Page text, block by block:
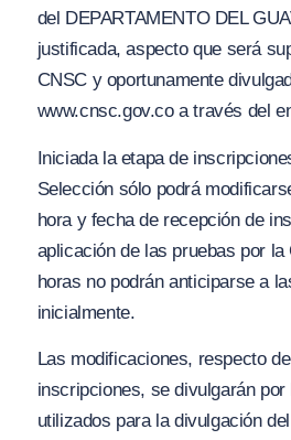
del DEPARTAMENTO DEL
justificada, aspecto que será
CNSC y oportunamente
www.cnsc.gov.co a través del
Iniciada la etapa de
Selección sólo podrá
hora y fecha de recepción de
aplicación de las pruebas por
horas no podrán anticiparse a
inicialmente.
Las modificaciones, respecto
inscripciones, se divulgarán
utilizados para la divulgación